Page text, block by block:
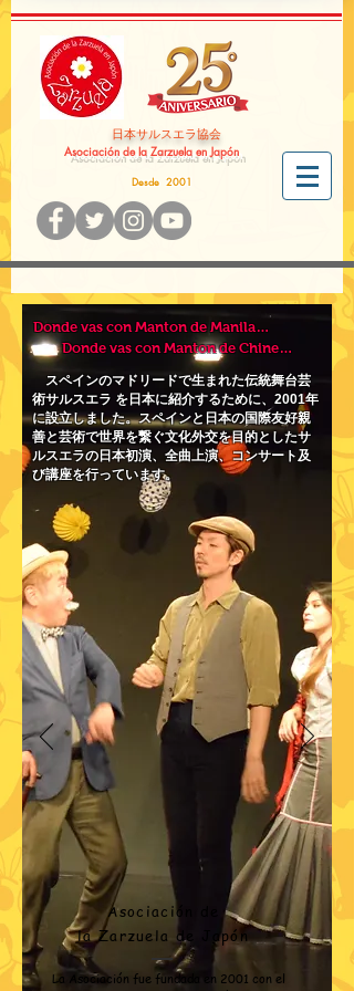
​日本サルスエラ協会
Asociación de la Zarzuela en Japón
Desde 2001
Donde vas con Manton de Manila…
Donde vas con Manton de Chine…
スペインのマドリードで生まれた伝統舞台芸
術サルスエラ を 日本に紹介するために、2001年
に設立しました。スペインと日本の国際友好親
善と芸術で世界を繋ぐ文化外交を目的としたサ
ルスエラの日本初演、全曲上演、コンサート及
び講座を行っています。
Asociación de
la Zarzuela de Japón
La Asociación fue fundada en 2001 con el